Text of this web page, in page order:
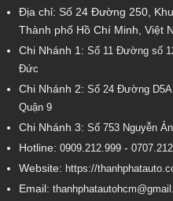
Địa chỉ: Số 24 Đường 250,
Thành phố Hồ Chí Minh, Việt
Chi Nhánh 1: Số 11 Đường số
Đức
Chi Nhánh 2: Số 24 Đường
Quận 9
Chi Nhánh 3: Số 753Nguyễn
Hotline: 0909.212.999-
Website: https://
Email: